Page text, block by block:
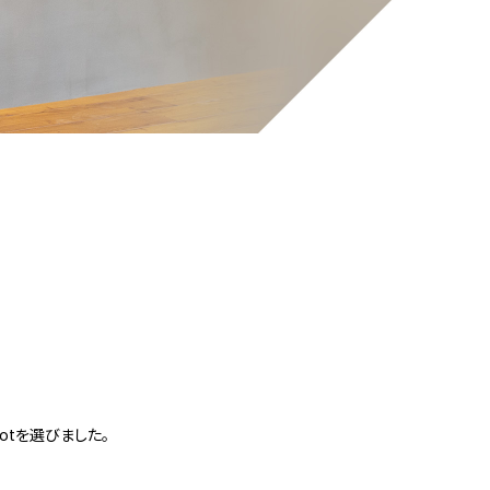
を選びました。